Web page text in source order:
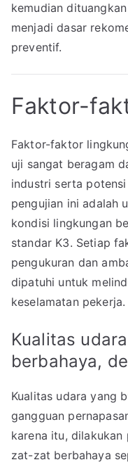
kemudian
menjadi dasar
preventif.
Faktor-
Faktor-faktor
uji sangat beragam
industri serta
pengujian ini adalah
kondisi lingkungan
standar K3. Setiap
pengukuran dan
dipatuhi untuk
keselamatan pekerja.
Kualitas
berbahaya,
Kualitas udara yang
gangguan
karena itu, dilakukan
zat-zat berbahaya